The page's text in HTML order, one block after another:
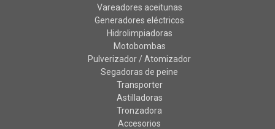
Vareadores aceitunas
Generadores eléctricos
Hidrolimpiadoras
Motobombas
Pulverizador / Atomizador
Segadoras de peine
Transporter
Astilladoras
Tronzadora
Accesorios